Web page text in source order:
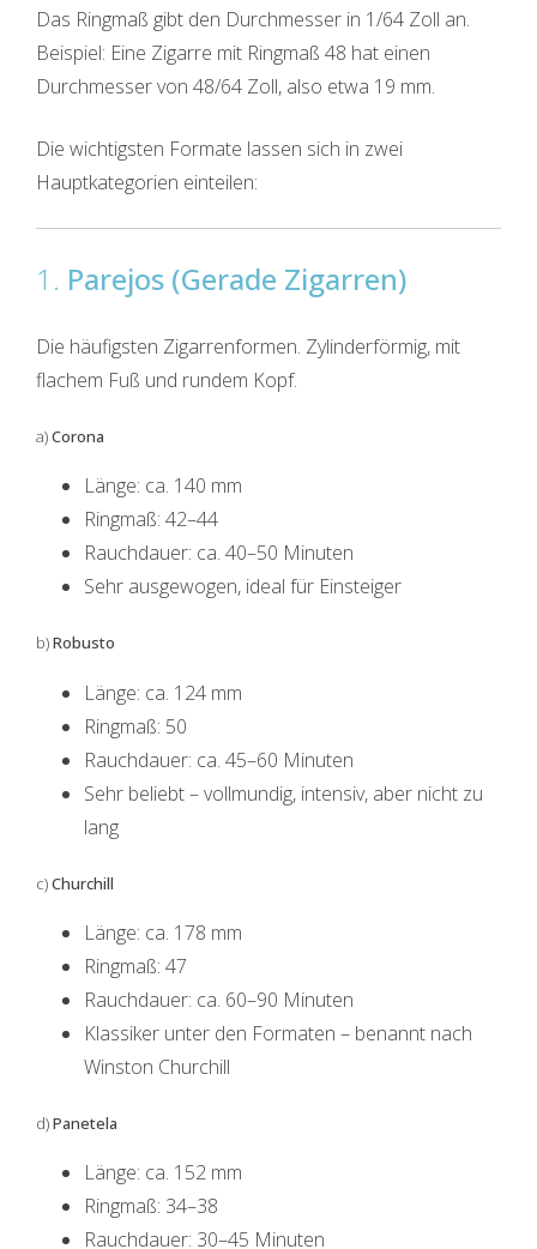
Das Ringmaß gibt den Durchmesser in 1/64 Zoll an.
Beispiel: Eine Zigarre mit Ringmaß 48 hat einen
Durchmesser von 48/64 Zoll, also etwa 19 mm.
Die wichtigsten Formate lassen sich in zwei
Hauptkategorien einteilen:
1. Parejos (Gerade Zigarren)
Die häufigsten Zigarrenformen. Zylinderförmig, mit
flachem Fuß und rundem Kopf.
a)Corona
Länge: ca. 140 mm
Ringmaß: 42–44
Rauchdauer: ca. 40–50 Minuten
Sehr ausgewogen, ideal für Einsteiger
b)Robusto
Länge: ca. 124 mm
Ringmaß: 50
Rauchdauer: ca. 45–60 Minuten
Sehr beliebt – vollmundig, intensiv, aber nicht zu
lang
c)Churchill
Länge: ca. 178 mm
Ringmaß: 47
Rauchdauer: ca. 60–90 Minuten
Klassiker unter den Formaten – benannt nach
Winston Churchill
d)Panetela
Länge: ca. 152 mm
Ringmaß: 34–38
Rauchdauer: 30–45 Minuten